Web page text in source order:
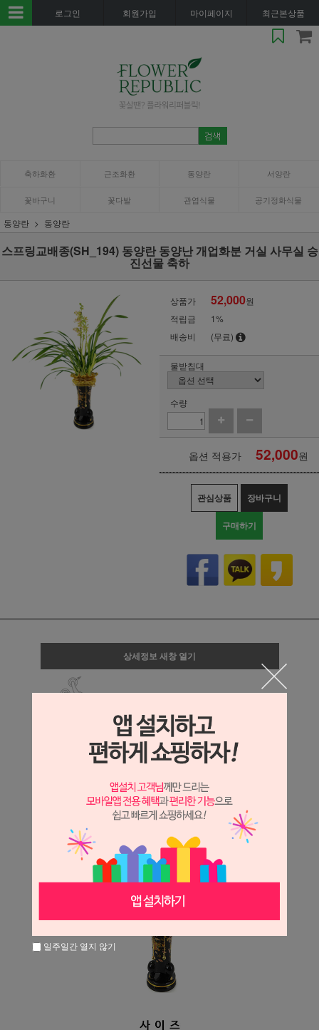
로그인 회원가입 마이페이지 최근본상품
축하화환 근조화환 동양란 서양란
꽃바구니 꽃다발 관엽식물 공기정화식물
동양란 동양란
스프링교배종(SH_194) 동양란 동양난 개업화분 거실 사무실 승
진선물 축하
상품가 52,000원
적립금
1%
배송비
(무료)
물받침대
수량
옵션 적용가 52,000원
관심상품 장바구니
구매하기
상세정보 새창 열기
일주일간 열지 않기